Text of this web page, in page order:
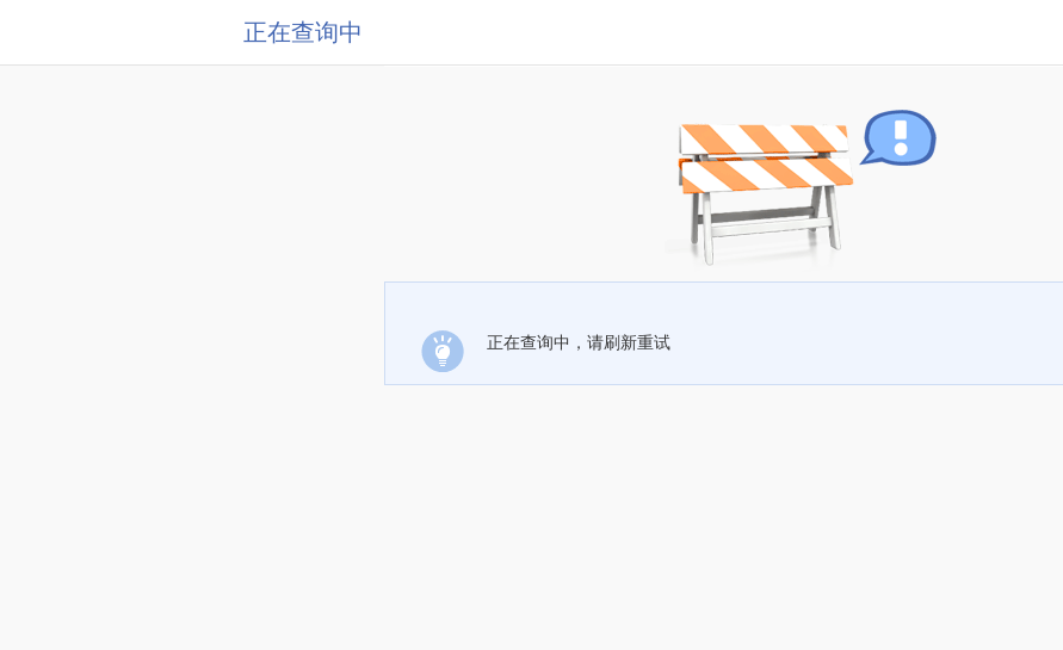
正在查询中
正在查询中，请刷新重试